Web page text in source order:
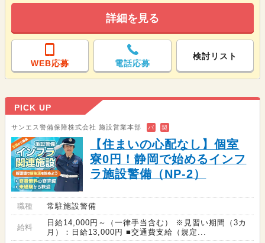
詳細を見る
WEB応募 電話応募
検討リスト
PICK UP
サンエス警備保障株式会社 施設営業本部 バ 契
【住まいの心配なし】個室
寮0円！静岡で始めるインフ
ラ施設警備（NP-2）
職種 常駐施設警備
給料
日給14,000円～（一律手当含む） ※見習い期間（3カ
月）：日給13,000円 ■交通費支給（規定...